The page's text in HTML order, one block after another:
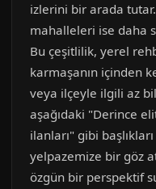
izlerini bir arada
mahalleleri ise daha
Bu çeşitlilik, yerel
karmaşanın içinden
veya ilçeyle ilgili az
aşağıdaki "Derince
ilanları" gibi
yelpazemize bir göz
özgün bir perspektif